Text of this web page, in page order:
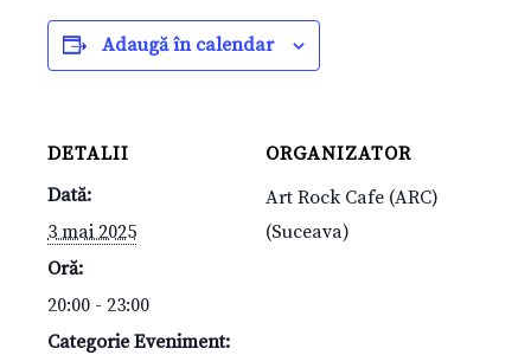
Adaugă în calendar
DETALII
Dată:
3 mai 2025
Oră:
20:00 - 23:00
Categorie Eveniment:
ORGANIZATOR
Art Rock Cafe (ARC)
(Suceava)